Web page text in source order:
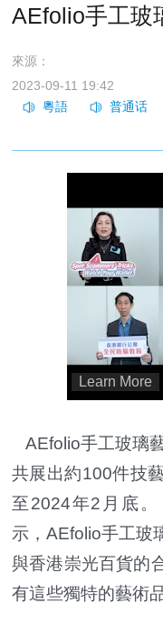
AEfolio手工玻
來源：
2023-09-11 19:42
AEfolio手工玻璃
共展出約100件技
至2024年2月底。
示，AEfolio手工玻
與香港崇光百貨的
有這些獨特的藝術品